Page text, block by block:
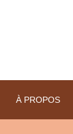
À PROPOS